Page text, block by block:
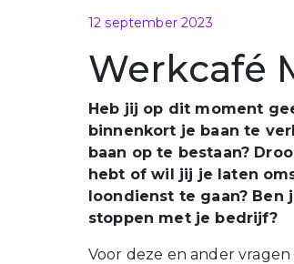
Gepubliceerd op
12 september 2023
Werkcafé
Heb jij op dit moment
binnenkort je baan te
baan op te bestaan?
hebt of wil jij je laten
loondienst te gaan?
stoppen met je bedrijf?
Voor deze en ander